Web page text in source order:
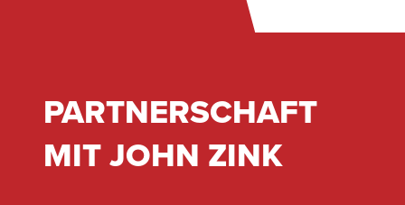
Unser Expertenteam
eng mit Ihrem
oder Ihrer
zusammenarbeiten,
PARTNERSCHAFT
MIT JOHN ZINK